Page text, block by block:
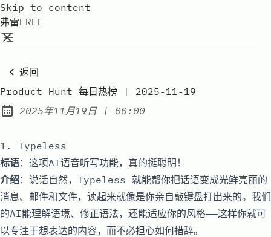
Skip to content
弗雷FREE
返回
Product Hunt 每日热榜 | 2025-11-19
Published:
2025年11月19日| at
00:00
1. Typeless
标语：这项AI语音听写功能，真的挺聪明！
介绍：说话自然，Typeless 就能帮你把话语变成光鲜亮丽的
消息、邮件和文件，读起来就像是你亲自敲键盘打出来的。我们
的AI能理解语境、修正语法，还能适应你的风格——这样你就可
以专注于想表达的内容，而不必担心如何措辞。